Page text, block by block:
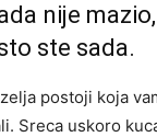
nije
ste sada.
postoji koja
Sreca uskoro